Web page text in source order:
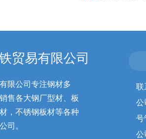
限公司专注钢材多
售各大钢厂型材、板
，不锈钢板材等各种
司。
联
公
号
公
贸易有限公司